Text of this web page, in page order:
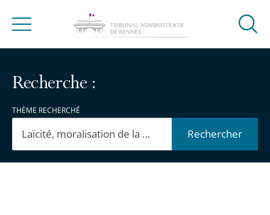
Menu
Ouvrir
Recherche :
THÈME RECHERCHÉ
Rechercher